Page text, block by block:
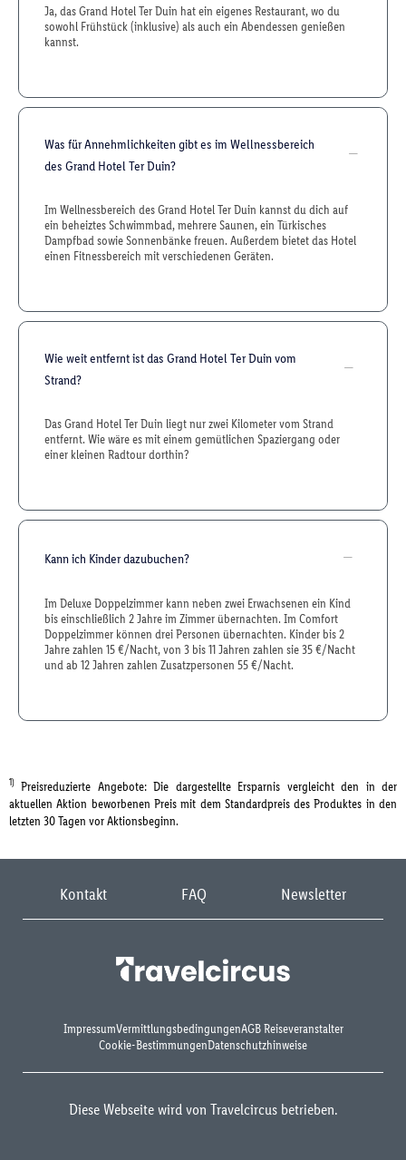
Ja, das Grand Hotel Ter Duin hat ein eigenes Restaurant, wo du
sowohl Frühstück (inklusive) als auch ein Abendessen genießen
kannst.
Was für Annehmlichkeiten gibt es im Wellnessbereich
des Grand Hotel Ter Duin?
Im Wellnessbereich des Grand Hotel Ter Duin kannst du dich auf
ein beheiztes Schwimmbad, mehrere Saunen, ein Türkisches
Dampfbad sowie Sonnenbänke freuen. Außerdem bietet das Hotel
einen Fitnessbereich mit verschiedenen Geräten.
Wie weit entfernt ist das Grand Hotel Ter Duin vom
Strand?
Das Grand Hotel Ter Duin liegt nur zwei Kilometer vom Strand
entfernt. Wie wäre es mit einem gemütlichen Spaziergang oder
einer kleinen Radtour dorthin?
Kann ich Kinder dazubuchen?
Im Deluxe Doppelzimmer kann neben zwei Erwachsenen ein Kind
bis einschließlich 2 Jahre im Zimmer übernachten. Im Comfort
Doppelzimmer können drei Personen übernachten. Kinder bis 2
Jahre zahlen 15 €/Nacht, von 3 bis 11 Jahren zahlen sie 35 €/Nacht
und ab 12 Jahren zahlen Zusatzpersonen 55 €/Nacht.
1) Preisreduzierte Angebote: Die dargestellte Ersparnis vergleicht den in der
aktuellen Aktion beworbenen Preis mit dem Standardpreis des Produktes in den
letzten 30 Tagen vor Aktionsbeginn.
Kontakt FAQ Newsletter
ImpressumVermittlungsbedingungenAGB Reiseveranstalter
Cookie-BestimmungenDatenschutzhinweise
Diese Webseite wird von Travelcircus betrieben.